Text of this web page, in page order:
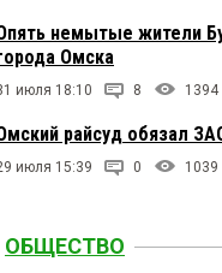
немытые жители
Омска
июля 18:10 8 1394
райсуд обязал
июля 15:39 0 1039
ОБЩЕСТВО